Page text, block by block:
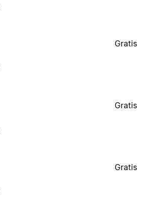
Gratis
Gratis
Gratis